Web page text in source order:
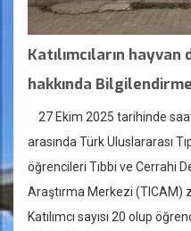
Katılımcıların
hakkında
27 Ekim 2025 tarihinde
arasında Türk Uluslararası
öğrencileri Tıbbi ve Cerrahi
Araştırma Merkezi (TICAM)
Katılımcı sayısı 20 olup